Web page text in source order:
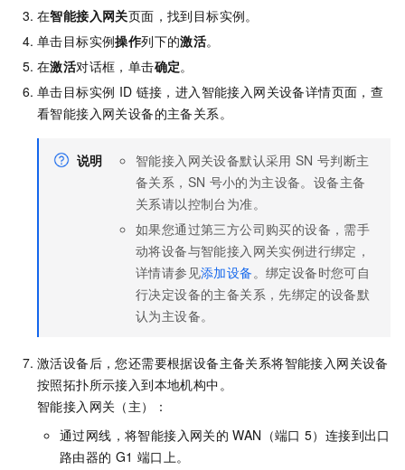
在智能接入网关页面，找到目标实例。
单击目标实例操作列下的激活。
在激活对话框，单击确定。
单击目标实例 ID 链接，进入智能接入网关设备详情页面，查
看智能接入网关设备的主备关系。
说明 智能接入网关设备默认采用 SN 号判断主
备关系，SN 号小的为主设备。设备主备
关系请以控制台为准。
如果您通过第三方公司购买的设备，需手
动将设备与智能接入网关实例进行绑定，
详情请参见添加设备 。绑定设备时您可自
行决定设备的主备关系，先绑定的设备默
认为主设备。
激活设备后，您还需要根据设备主备关系将智能接入网关设备
按照拓扑所示接入到本地机构中。
智能接入网关（主）：
通过网线，将智能接入网关的 WAN（端口 5）连接到出口
路由器的 G1 端口上。